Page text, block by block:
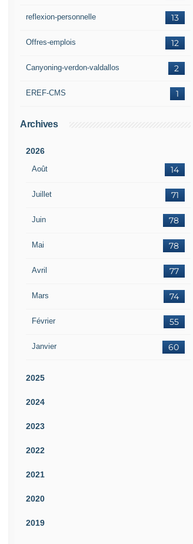
13
reflexion-personnelle
12
Offres-emplois
2
Canyoning-verdon-valdallos
1
EREF-CMS
Archives
2026
Août 14
Juillet 71
Juin 78
Mai 78
Avril 77
Mars 74
Février 55
Janvier 60
2025
2024
2023
2022
2021
2020
2019